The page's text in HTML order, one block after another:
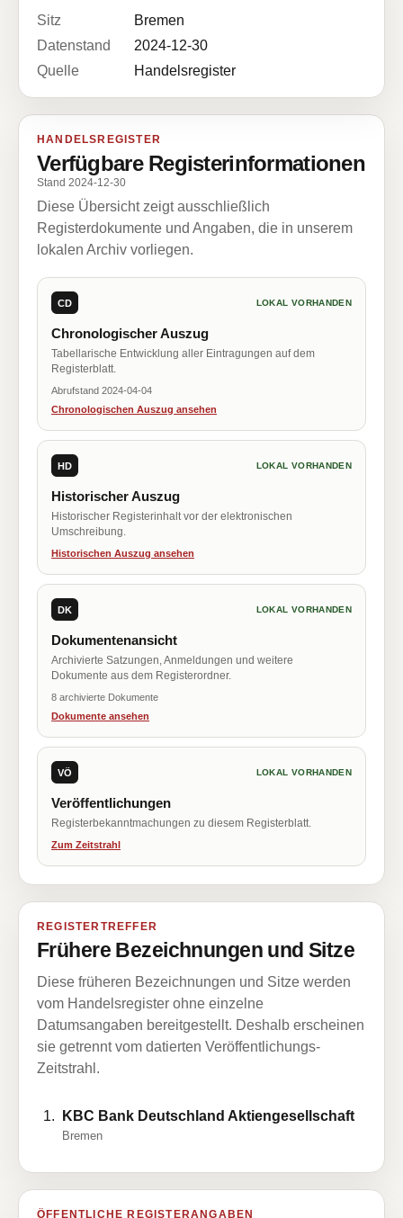
Sitz
Bremen
Datenstand
2024-12-30
Quelle
Handelsregister
HANDELSREGISTER
Verfügbare Registerinformationen
Stand 2024-12-30
Diese Übersicht zeigt ausschließlich
Registerdokumente und Angaben, die in unserem
lokalen Archiv vorliegen.
CD LOKAL VORHANDEN
Chronologischer Auszug
Tabellarische Entwicklung aller Eintragungen auf dem
Registerblatt.
Abrufstand 2024-04-04
Chronologischen Auszug ansehen
HD LOKAL VORHANDEN
Historischer Auszug
Historischer Registerinhalt vor der elektronischen
Umschreibung.
Historischen Auszug ansehen
DK LOKAL VORHANDEN
Dokumentenansicht
Archivierte Satzungen, Anmeldungen und weitere
Dokumente aus dem Registerordner.
8 archivierte Dokumente
Dokumente ansehen
VÖ LOKAL VORHANDEN
Veröffentlichungen
Registerbekanntmachungen zu diesem Registerblatt.
Zum Zeitstrahl
REGISTERTREFFER
Frühere Bezeichnungen und Sitze
Diese früheren Bezeichnungen und Sitze werden
vom Handelsregister ohne einzelne
Datumsangaben bereitgestellt. Deshalb erscheinen
sie getrennt vom datierten Veröffentlichungs-
Zeitstrahl.
KBC Bank Deutschland Aktiengesellschaft
Bremen
ÖFFENTLICHE REGISTERANGABEN